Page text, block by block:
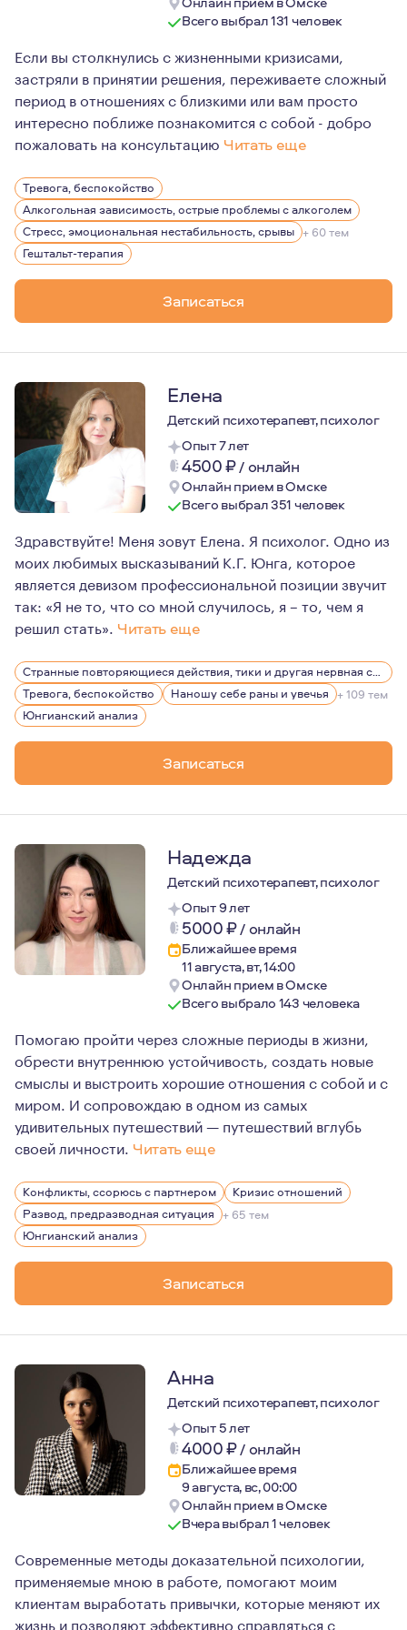
Всего выбрал 131 человек
Если вы столкнулись с жизненными кризисами,
застряли в принятии решения, переживаете сложный
период в отношениях с близкими или вам просто
интересно поближе познакомится с собой - добро
пожаловать на консультацию Читать еще
В работе психолога, психотерапевта наиболее
Честность, выстраивание доверительных,
Тревога, беспокойство
Алкогольная зависимость, острые проблемы с алкоголем
Стресс, эмоциональная нестабильность, срывы + 60 тем
Гештальт-терапия
Записаться
Елена
Детский психотерапевт, психолог
Опыт 7 лет
4500₽/ онлайн
Онлайн прием в Омске
Всего выбрал 351 человек
Здравствуйте! Меня зовут Елена. Я психолог. Одно из
моих любимых высказываний К.Г. Юнга, которое
является девизом профессиональной позиции звучит
так: «Я не то, что со мной случилось, я – то, чем я
решил стать». Читать еще
Сферой моих профессиональных интересов и целью
Так же в сферу моей деятельности входят:
Считаю, что в работе важно найти свой метод, свой
Основные слова, которые могут меня
Год рождения — 1982.
Странные повторяющиеся действия, тики и другая нервная симптоматика
Тревога, беспокойство
Наношу себе раны и увечья + 109 тем
Юнгианский анализ
Записаться
Надежда
Детский психотерапевт, психолог
Опыт 9 лет
5000₽/ онлайн
Ближайшее время
11 августа, вт, 14:00
Онлайн прием в Омске
Всего выбрало 143 человека
Помогаю пройти через сложные периоды в жизни,
обрести внутреннюю устойчивость, создать новые
смыслы и выстроить хорошие отношения с собой и с
миром. И сопровождаю в одном из самых
удивительных путешествий — путешествий вглубь
своей личности. Читать еще
Большинство клиентов, которые ко мне обращаются
Конфликты, ссорюсь с партнером
Кризис отношений
Развод, предразводная ситуация + 65 тем
Юнгианский анализ
Записаться
Анна
Детский психотерапевт, психолог
Опыт 5 лет
4000₽/ онлайн
Ближайшее время
9 августа, вс, 00:00
Онлайн прием в Омске
Вчера выбрал 1 человек
Современные методы доказательной психологии,
применяемые мною в работе, помогают моим
клиентам выработать привычки, которые меняют их
жизнь и позволяют эффективно справляться с